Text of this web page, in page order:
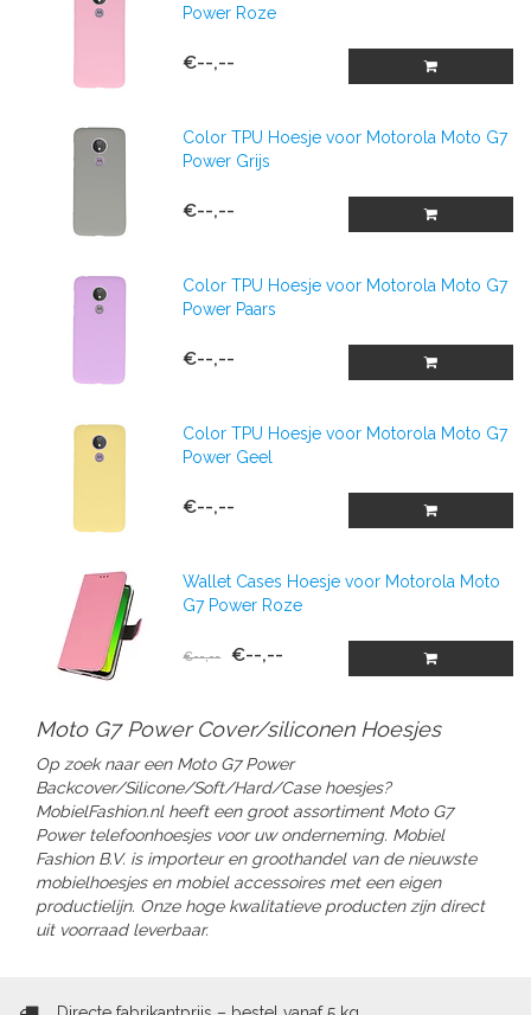
Power Roze
€--,--
Color TPU Hoesje voor Motorola Moto G7
Power Grijs
€--,--
Color TPU Hoesje voor Motorola Moto G7
Power Paars
€--,--
Color TPU Hoesje voor Motorola Moto G7
Power Geel
€--,--
Wallet Cases Hoesje voor Motorola Moto
G7 Power Roze
€--,-- €--,--
Moto G7 Power Cover/siliconen Hoesjes
Op zoek naar een Moto G7 Power
Backcover/Silicone/Soft/Hard/Case hoesjes?
MobielFashion.nl heeft een groot assortiment Moto G7
Power telefoonhoesjes voor uw onderneming. Mobiel
Fashion B.V. is importeur en groothandel van de nieuwste
mobielhoesjes en mobiel accessoires met een eigen
productielijn. Onze hoge kwalitatieve producten zijn direct
uit voorraad leverbaar.